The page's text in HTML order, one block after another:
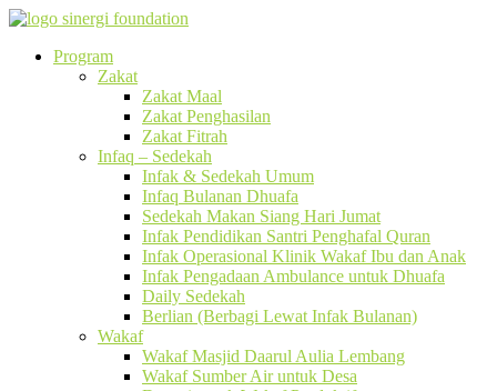
Program
Zakat
Zakat Maal
Zakat Penghasilan
Zakat Fitrah
Infaq – Sedekah
Infak & Sedekah Umum
Infaq Bulanan Dhuafa
Sedekah Makan Siang Hari Jumat
Infak Pendidikan Santri Penghafal Quran
Infak Operasional Klinik Wakaf Ibu dan Anak
Infak Pengadaan Ambulance untuk Dhuafa
Daily Sedekah
Berlian (Berbagi Lewat Infak Bulanan)
Wakaf
Wakaf Masjid Daarul Aulia Lembang
Wakaf Sumber Air untuk Desa